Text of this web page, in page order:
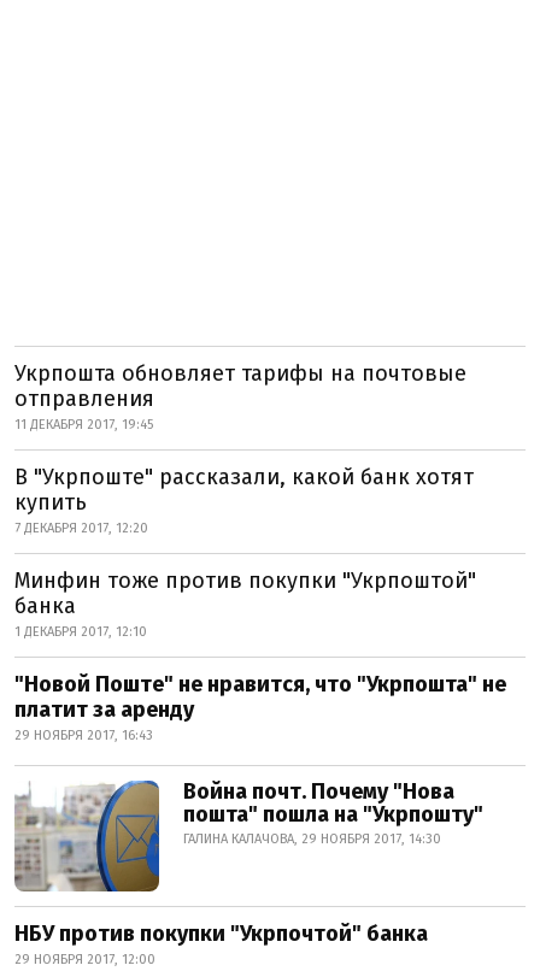
Укрпошта обновляет тарифы на почтовые
отправления
11 ДЕКАБРЯ 2017, 19:45
В "Укрпоште" рассказали, какой банк хотят
купить
7 ДЕКАБРЯ 2017, 12:20
Минфин тоже против покупки "Укрпоштой"
банка
1 ДЕКАБРЯ 2017, 12:10
"Новой Поште" не нравится, что "Укрпошта" не
платит за аренду
29 НОЯБРЯ 2017, 16:43
Война почт. Почему "Нова
пошта" пошла на "Укрпошту"
ГАЛИНА КАЛАЧОВА, 29 НОЯБРЯ 2017, 14:30
НБУ против покупки "Укрпочтой" банка
29 НОЯБРЯ 2017, 12:00